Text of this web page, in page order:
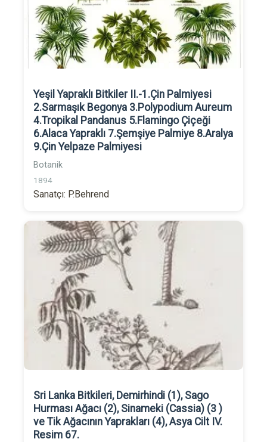
Yeşil Yapraklı Bitkiler II.-1.Çin Palmiyesi
2.Sarmaşık Begonya 3.Polypodium Aureum
4.Tropikal Pandanus 5.Flamingo Çiçeği
6.Alaca Yapraklı 7.Şemşiye Palmiye 8.Aralya
9.Çin Yelpaze Palmiyesi
Botanik
1894
Sanatçı: P.Behrend
Sri Lanka Bitkileri, Demirhindi (1), Sago
Hurması Ağacı (2), Sinameki (Cassia) (3 )
ve Tik Ağacının Yaprakları (4), Asya Cilt IV.
Resim 67.